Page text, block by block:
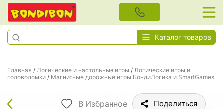
Каталог товаров
Главная / Логические и настольные игры / Логические игры и
головоломки / Магнитные дорожные игры БондиЛогика и SmartGames
В Избранное Поделиться